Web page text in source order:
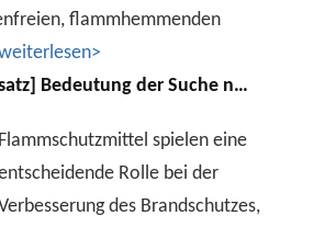
flammhemmenden
Bedeutung der Suche nach Alternativen zu Brom-Flammschutzmitteln
Flammschutzmittel spielen eine
Rolle bei der
des Brandschutzes,